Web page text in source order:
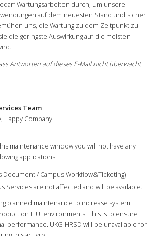
Wartungsarbeiten durch, um unsere
auf dem neuesten Stand und sicher
uns, die Wartung zu dem Zeitpunkt zu
die geringste Auswirkung auf die meisten
Antworten auf dieses E-Mail nicht überwacht
Team
Happy Company
maintenance window you will not have any
applications:
Document / Campus Workflow&Ticketing)
Services are not affected and will be available.
planned maintenance to increase system
E.U. environments. This is to ensure
performance. UKG HRSD will be unavailable for